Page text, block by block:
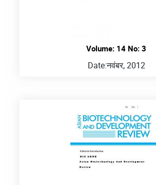
Volume: 14 No: 3
Date:नवंबर, 2012